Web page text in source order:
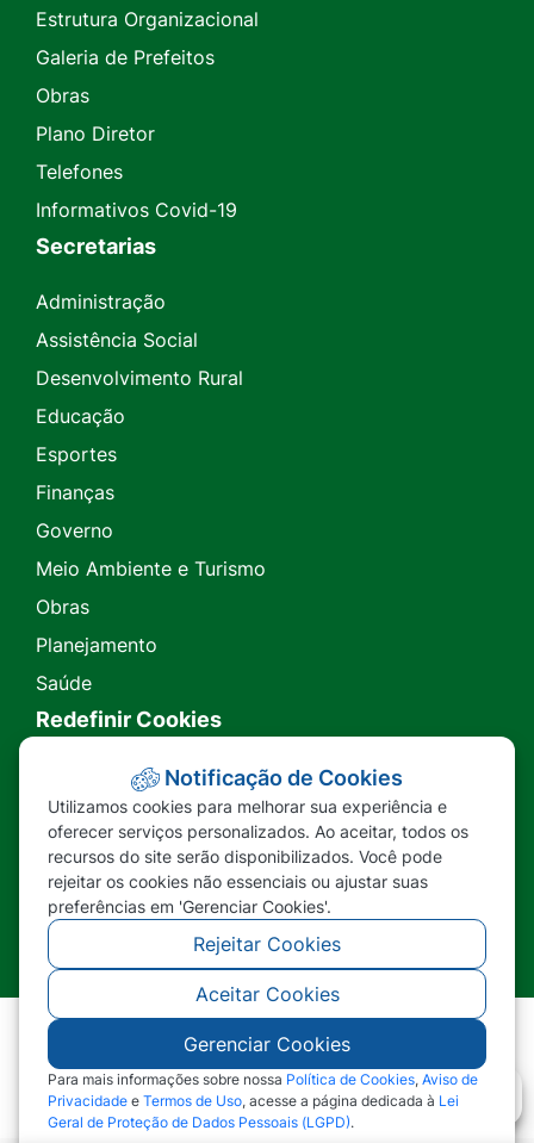
Estrutura Organizacional
Galeria de Prefeitos
Obras
Plano Diretor
Telefones
Informativos Covid-19
Secretarias
Administração
Assistência Social
Desenvolvimento Rural
Educação
Esportes
Finanças
Governo
Meio Ambiente e Turismo
Obras
Planejamento
Saúde
Redefinir Cookies
Transparência
Ouvidoria
SIC
©2026 - Prefeitura Municipal de Nova Lacerda -
MT - Todos os direitos reservados
Notificação de Cookies
Utilizamos cookies para melhorar sua experiência e
oferecer serviços personalizados. Ao aceitar, todos os
recursos do site serão disponibilizados. Você pode
rejeitar os cookies não essenciais ou ajustar suas
preferências em 'Gerenciar Cookies'.
Rejeitar Cookies
Aceitar Cookies
Gerenciar Cookies
Para mais informações sobre nossa Política de Cookies, Aviso de
Privacidade e Termos de Uso, acesse a página dedicada à Lei
Geral de Proteção de Dados Pessoais (LGPD).